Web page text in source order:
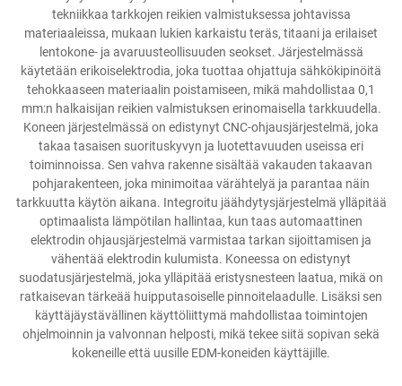
tekniikkaa tarkkojen reikien valmistuksessa johtavissa
materiaaleissa, mukaan lukien karkaistu teräs, titaani ja erilaiset
lentokone- ja avaruusteollisuuden seokset. Järjestelmässä
käytetään erikoiselektrodia, joka tuottaa ohjattuja sähkökipinöitä
tehokkaaseen materiaalin poistamiseen, mikä mahdollistaa 0,1
mm:n halkaisijan reikien valmistuksen erinomaisella tarkkuudella.
Koneen järjestelmässä on edistynyt CNC-ohjausjärjestelmä, joka
takaa tasaisen suorituskyvyn ja luotettavuuden useissa eri
toiminnoissa. Sen vahva rakenne sisältää vakauden takaavan
pohjarakenteen, joka minimoitaa värähtelyä ja parantaa näin
tarkkuutta käytön aikana. Integroitu jäähdytysjärjestelmä ylläpitää
optimaalista lämpötilan hallintaa, kun taas automaattinen
elektrodin ohjausjärjestelmä varmistaa tarkan sijoittamisen ja
vähentää elektrodin kulumista. Koneessa on edistynyt
suodatusjärjestelmä, joka ylläpitää eristysnesteen laatua, mikä on
ratkaisevan tärkeää huipputasoiselle pinnoitelaadulle. Lisäksi sen
käyttäjäystävällinen käyttöliittymä mahdollistaa toimintojen
ohjelmoinnin ja valvonnan helposti, mikä tekee siitä sopivan sekä
kokeneille että uusille EDM-koneiden käyttäjille.